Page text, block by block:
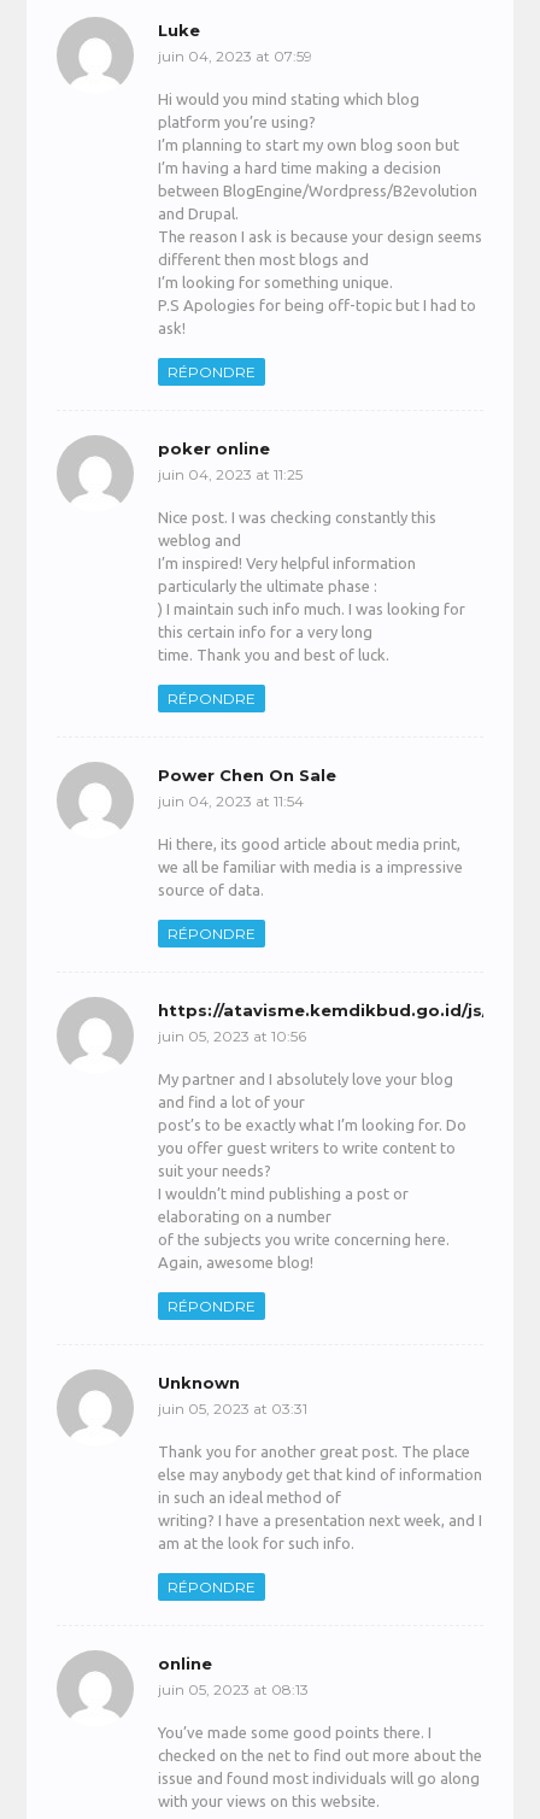
Luke
juin 04, 2023 at 07:59
Hi would you mind stating which blog
platform you’re using?
I’m planning to start my own blog soon but
I’m having a hard time making a decision
between BlogEngine/Wordpress/B2evolution
and Drupal.
The reason I ask is because your design seems
different then most blogs and
I’m looking for something unique.
P.S Apologies for being off-topic but I had to
ask!
RÉPONDRE
poker online
juin 04, 2023 at 11:25
Nice post. I was checking constantly this
weblog and
I’m inspired! Very helpful information
particularly the ultimate phase :
) I maintain such info much. I was looking for
this certain info for a very long
time. Thank you and best of luck.
RÉPONDRE
Power Chen On Sale
juin 04, 2023 at 11:54
Hi there, its good article about media print,
we all be familiar with media is a impressive
source of data.
RÉPONDRE
https://atavisme.kemdikbud.go.id/js/
juin 05, 2023 at 10:56
My partner and I absolutely love your blog
and find a lot of your
post’s to be exactly what I’m looking for. Do
you offer guest writers to write content to
suit your needs?
I wouldn’t mind publishing a post or
elaborating on a number
of the subjects you write concerning here.
Again, awesome blog!
RÉPONDRE
Unknown
juin 05, 2023 at 03:31
Thank you for another great post. The place
else may anybody get that kind of information
in such an ideal method of
writing? I have a presentation next week, and I
am at the look for such info.
RÉPONDRE
online
juin 05, 2023 at 08:13
You’ve made some good points there. I
checked on the net to find out more about the
issue and found most individuals will go along
with your views on this website.